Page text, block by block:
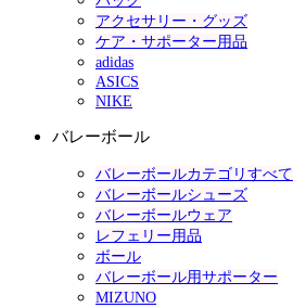
アクセサリー・グッズ
ケア・サポーター用品
adidas
ASICS
NIKE
バレーボール
バレーボールカテゴリすべて
バレーボールシューズ
バレーボールウェア
レフェリー用品
ボール
バレーボール用サポーター
MIZUNO